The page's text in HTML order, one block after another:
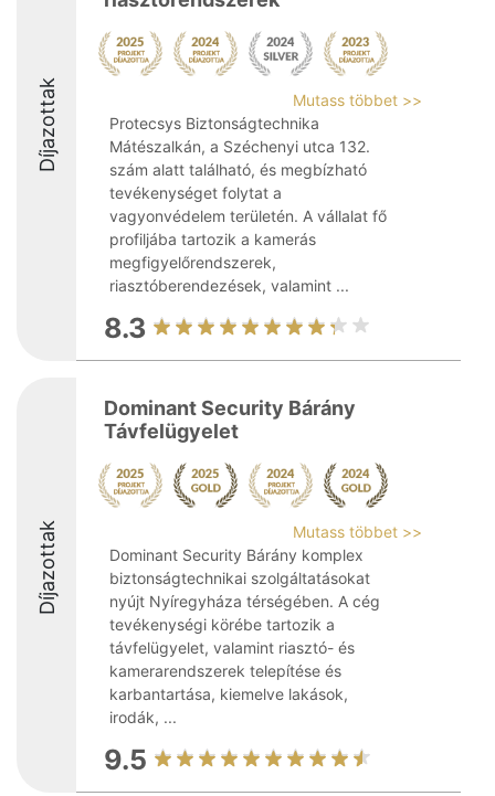
Díjazottak
Mutass többet >>
Protecsys Biztonságtechnika
Mátészalkán, a Széchenyi utca 132.
szám alatt található, és megbízható
tevékenységet folytat a
vagyonvédelem területén. A vállalat fő
profiljába tartozik a kamerás
megfigyelőrendszerek,
riasztóberendezések, valamint ...
8.3
Díjazottak
Dominant Security Bárány
Távfelügyelet
Mutass többet >>
Dominant Security Bárány komplex
biztonságtechnikai szolgáltatásokat
nyújt Nyíregyháza térségében. A cég
tevékenységi körébe tartozik a
távfelügyelet, valamint riasztó- és
kamerarendszerek telepítése és
karbantartása, kiemelve lakások,
irodák, ...
9.5